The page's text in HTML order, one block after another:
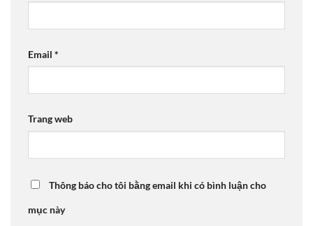
Email *
Trang web
Thông báo cho tôi bằng email khi có bình luận cho
mục này